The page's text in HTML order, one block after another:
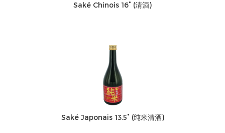
Saké Chinois 16° (清酒)
Saké Japonais 13.5° (纯米清酒)